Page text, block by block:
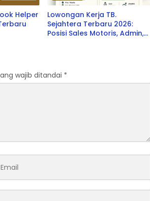
Helper
Lowongan Kerja TB.
Sejahtera Terbaru 2026:
Posisi Sales Motoris, Admin,
wajib ditandai *